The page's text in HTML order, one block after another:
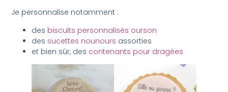
Je personnalise notamment :
des biscuits personnalisés ourson
des sucettes nounours assorties
et bien sûr, des contenants pour dragées